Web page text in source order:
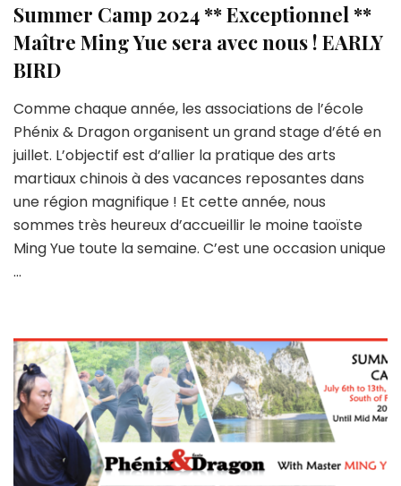
Summer Camp 2024 ** Exceptionnel **
Maître Ming Yue sera avec nous ! EARLY
BIRD
Comme chaque année, les associations de l’école
Phénix & Dragon organisent un grand stage d’été en
juillet. L’objectif est d’allier la pratique des arts
martiaux chinois à des vacances reposantes dans
une région magnifique ! Et cette année, nous
sommes très heureux d’accueillir le moine taoïste
Ming Yue toute la semaine. C’est une occasion unique
…